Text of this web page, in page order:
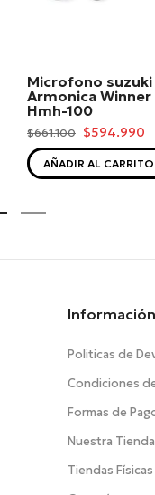
Microfono suzuki
Armonica Winner
Hmh-100
$661.100 $594.990
AÑADIR AL CARRITO
Información
Politicas de
Condiciones
Formas de
Nuestra Tienda
Tiendas Físicas